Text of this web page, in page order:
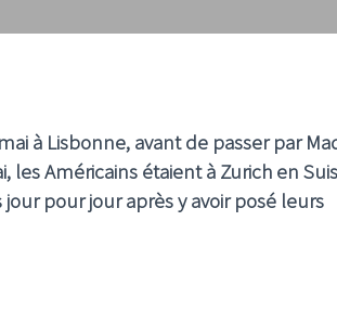
à Lisbonne, avant de passer par
Américains étaient à Zurich en
pour jour après y avoir posé leurs